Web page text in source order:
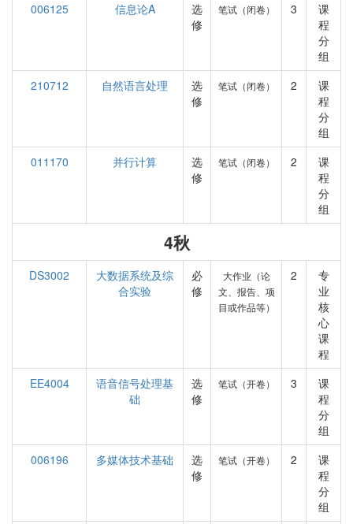
006125
信息论A
选
修
笔试（闭卷） 3
课
程
分
组
210712
自然语言处理
选
修
笔试（闭卷） 2
课
程
分
组
011170
并行计算
选
修
笔试（闭卷） 2
课
程
分
组
4秋
DS3002
大数据系统及综
合实验
必
修
大作业（论
文、报告、项
目或作品等）
2
专
业
核
心
课
程
EE4004
语音信号处理基
础
选
修
笔试（开卷） 3
课
程
分
组
006196
多媒体技术基础
选
修
笔试（开卷） 2
课
程
分
组